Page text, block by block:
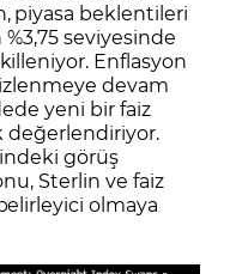
piyasa beklentileri
seviyesinde
Enflasyon
devam
yeni bir faiz
değerlendiriyor.
görüş
Sterlin ve faiz
olmaya